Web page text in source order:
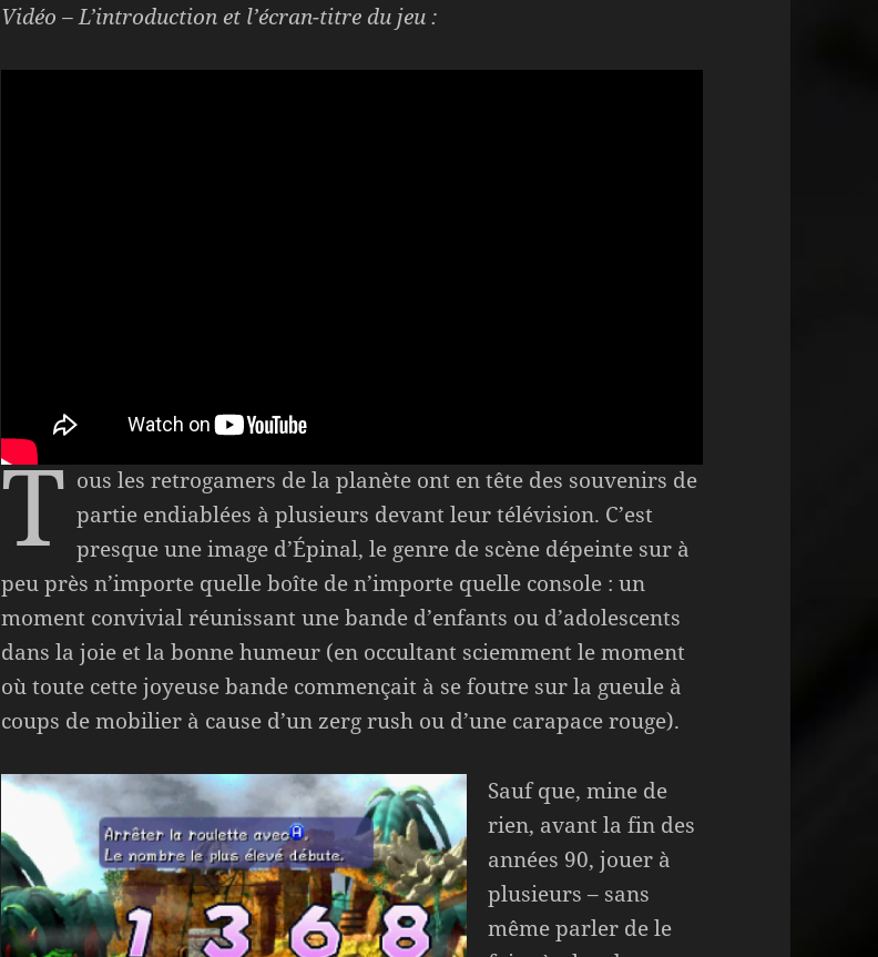
Vidéo – L’introduction et l’écran-titre du jeu :
T ous les retrogamers de la planète ont en tête des souvenirs de
partie endiablées à plusieurs devant leur télévision. C’est
presque une image d’Épinal, le genre de scène dépeinte sur à
peu près n’importe quelle boîte de n’importe quelle console : un
moment convivial réunissant une bande d’enfants ou d’adolescents
dans la joie et la bonne humeur (en occultant sciemment le moment
où toute cette joyeuse bande commençait à se foutre sur la gueule à
coups de mobilier à cause d’un zerg rush ou d’une carapace rouge).
Sauf que, mine de
rien, avant la fin des
années 90, jouer à
plusieurs – sans
même parler de le